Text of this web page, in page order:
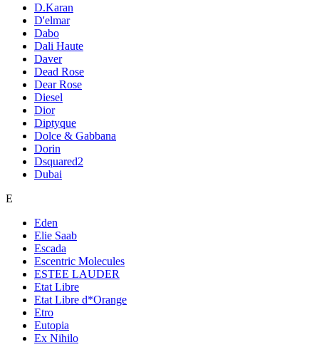
D.Karan
D'elmar
Dabo
Dali Haute
Daver
Dead Rose
Dear Rose
Diesel
Dior
Diptyque
Dolce & Gabbana
Dorin
Dsquared2
Dubai
E
Eden
Elie Saab
Escada
Escentric Molecules
ESTEE LAUDER
Etat Libre
Etat Libre d*Orange
Etro
Eutopia
Ex Nihilo